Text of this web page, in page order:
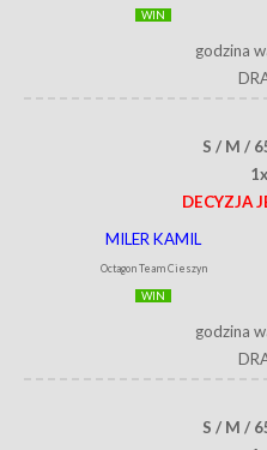
WIN
godzina
S / M /
DECYZJA
MILER KAMIL
Octagon Team Cieszyn
WIN
godzina
S / M /